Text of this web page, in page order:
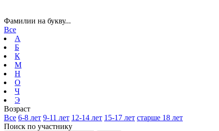
Фамилии на букву...
Все
А
Б
К
М
Н
О
Ч
Э
Возраст
Все 6-8 лет 9-11 лет 12-14 лет 15-17 лет старше 18 лет
Поиск по участнику